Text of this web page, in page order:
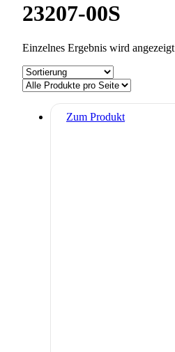
23207-00S
Einzelnes Ergebnis wird angezeigt
Zum Produkt